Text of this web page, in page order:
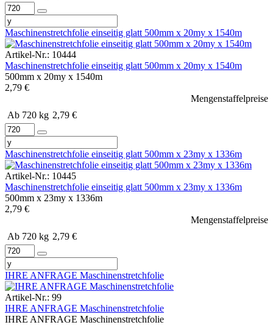
Maschinenstretchfolie einseitig glatt 500mm x 20my x 1540m
Artikel-Nr.: 10444
Maschinenstretchfolie einseitig glatt 500mm x 20my x 1540m
500mm x 20my x 1540m
2,79 €
Mengenstaffelpreise
Ab 720 kg 2,79 €
Maschinenstretchfolie einseitig glatt 500mm x 23my x 1336m
Artikel-Nr.: 10445
Maschinenstretchfolie einseitig glatt 500mm x 23my x 1336m
500mm x 23my x 1336m
2,79 €
Mengenstaffelpreise
Ab 720 kg 2,79 €
IHRE ANFRAGE Maschinenstretchfolie
Artikel-Nr.: 99
IHRE ANFRAGE Maschinenstretchfolie
IHRE ANFRAGE Maschinenstretchfolie